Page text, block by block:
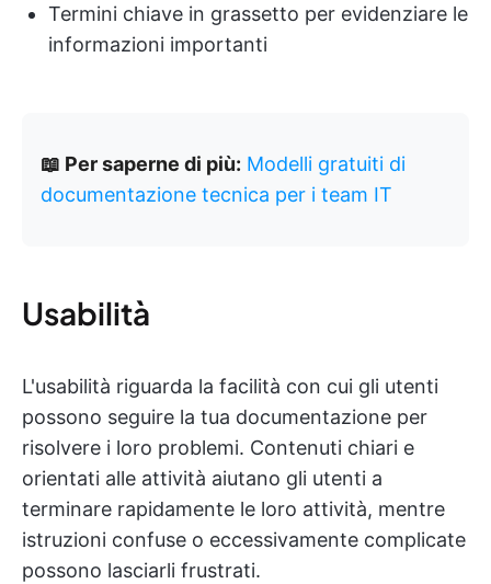
Termini chiave in grassetto per evidenziare le
informazioni importanti
📖 Per saperne di più: Modelli gratuiti di
documentazione tecnica per i team IT
Usabilità
L'usabilità riguarda la facilità con cui gli utenti
possono seguire la tua documentazione per
risolvere i loro problemi. Contenuti chiari e
orientati alle attività aiutano gli utenti a
terminare rapidamente le loro attività, mentre
istruzioni confuse o eccessivamente complicate
possono lasciarli frustrati.